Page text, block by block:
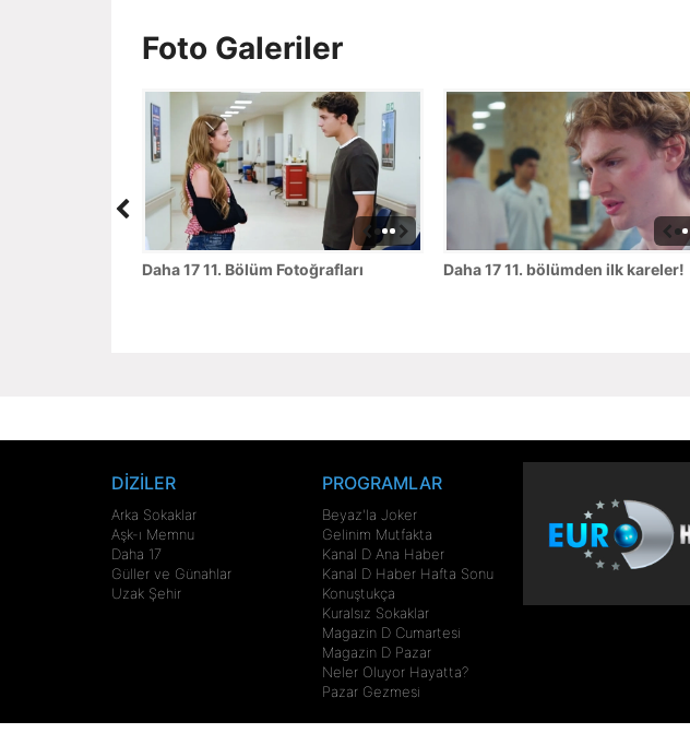
Foto Galeriler
Daha 17 11. Bölüm Fotoğrafları Daha 17 11. bölümden ilk kareler!
DİZİLER
Arka Sokaklar
Aşk-ı Memnu
Daha 17
Güller ve Günahlar
Uzak Şehir
PROGRAMLAR
Beyaz'la Joker
Gelinim Mutfakta
Kanal D Ana Haber
Kanal D Haber Hafta Sonu
Konuştukça
Kuralsız Sokaklar
Magazin D Cumartesi
Magazin D Pazar
Neler Oluyor Hayatta?
Pazar Gezmesi